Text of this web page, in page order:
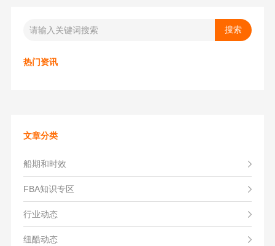
热门资讯
文章分类
船期和时效
FBA知识专区
行业动态
纽酷动态